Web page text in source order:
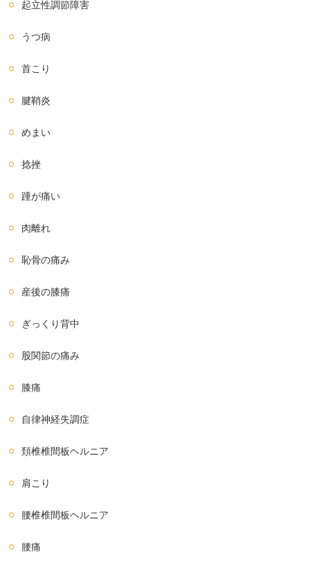
起立性調節障害
うつ病
首こり
腱鞘炎
めまい
捻挫
踵が痛い
肉離れ
恥骨の痛み
産後の膝痛
ぎっくり背中
股関節の痛み
膝痛
自律神経失調症
頚椎椎間板ヘルニア
肩こり
腰椎椎間板ヘルニア
腰痛